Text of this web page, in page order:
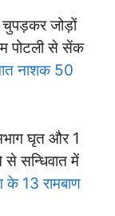
चुपड़कर जोड़ों
पोटली से सेंक
नाशक 50
घृत और 1
सन्धिवात में
के 13 रामबाण